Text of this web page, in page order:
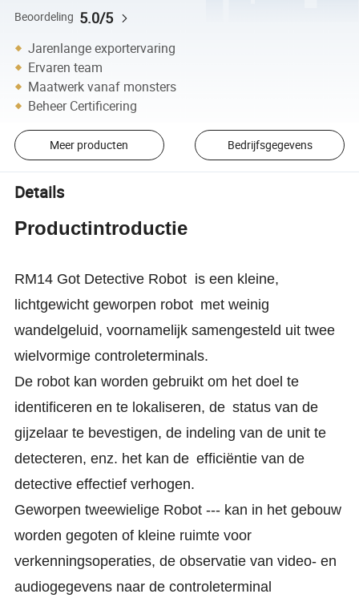
Beoordeling 5.0/5
Jarenlange exportervaring
Ervaren team
Maatwerk vanaf monsters
Beheer Certificering
Meer producten Bedrijfsgegevens
Details
Productintroductie
RM14 Got Detective Robot is een kleine,
lichtgewicht geworpen robot met weinig
wandelgeluid, voornamelijk samengesteld uit twee
wielvormige controleterminals.
De robot kan worden gebruikt om het doel te
identificeren en te lokaliseren, de status van de
gijzelaar te bevestigen, de indeling van de unit te
detecteren, enz. het kan de efficiëntie van de
detective effectief verhogen.
Geworpen tweewielige Robot --- kan in het gebouw
worden gegoten of kleine ruimte voor
verkenningsoperaties, de observatie van video- en
audiogegevens naar de controleterminal